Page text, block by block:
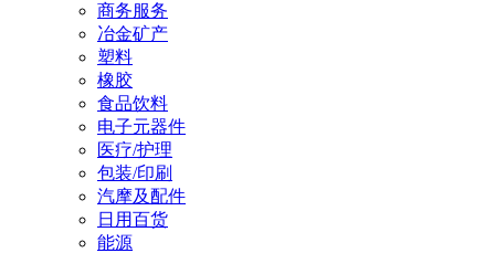
商务服务
冶金矿产
塑料
橡胶
食品饮料
电子元器件
医疗/护理
包装/印刷
汽摩及配件
日用百货
能源